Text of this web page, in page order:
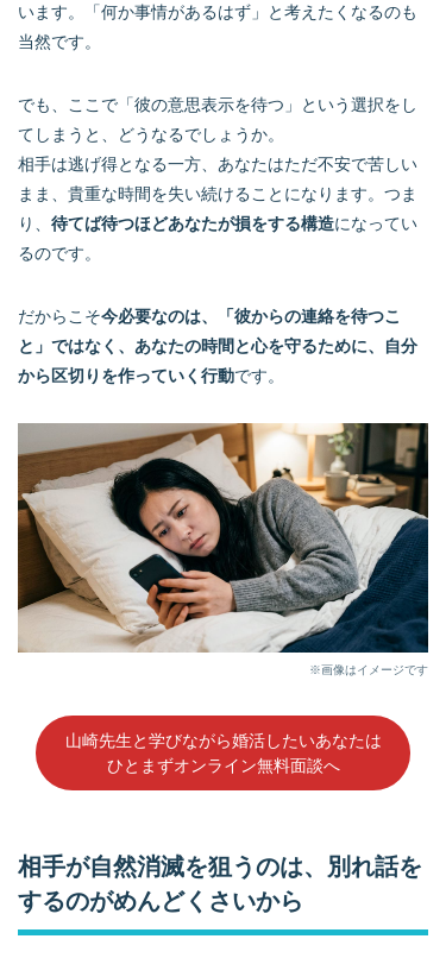
います。「何か事情があるはず」と考えたくなるのも
当然です。
でも、ここで「彼の意思表示を待つ」という選択をし
てしまうと、どうなるでしょうか。
相手は逃げ得となる一方、あなたはただ不安で苦しい
まま、貴重な時間を失い続けることになります。つま
り、 待てば待つほどあなたが損をする構造になってい
るのです。
だからこそ今必要なのは、「彼からの連絡を待つこ
と」ではなく、あなたの時間と心を守るために、自分
から区切りを作っていく行動です。
※画像はイメージです
山崎先生と学びながら婚活したいあなたは
ひとまずオンライン無料面談へ
相手が自然消滅を狙うのは、別れ話を
するのがめんどくさいから